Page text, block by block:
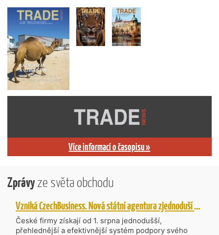
Více informací o časopisu »
Zprávyze světa obchodu
Vzniká CzechBusiness. Nová státní agentura zjednoduší podporu českých firem
České firmy získají od 1. srpna jednodušší,
přehlednější a efektivnější systém podpory svého